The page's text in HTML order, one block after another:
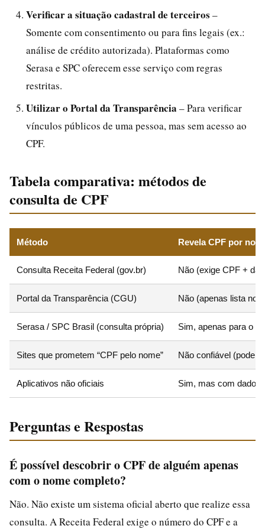
Verificar a situação cadastral de terceiros –
Somente com consentimento ou para fins legais (ex.:
análise de crédito autorizada). Plataformas como
Serasa e SPC oferecem esse serviço com regras
restritas.
Utilizar o Portal da Transparência – Para verificar
vínculos públicos de uma pessoa, mas sem acesso ao
CPF.
Tabela comparativa: métodos de
consulta de CPF
Método Revela CPF por
Consulta Receita Federal (gov.br) Não (exige CPF +
Portal da Transparência (CGU) Não (apenas lista
Serasa / SPC Brasil (consulta própria) Sim, apenas para o
Sites que prometem “CPF pelo nome” Não confiável
Aplicativos não oficiais Sim, mas com dados
Perguntas e Respostas
É possível descobrir o CPF de alguém apenas
com o nome completo?
Não. Não existe um sistema oficial aberto que realize essa
consulta. A Receita Federal exige o número do CPF e a